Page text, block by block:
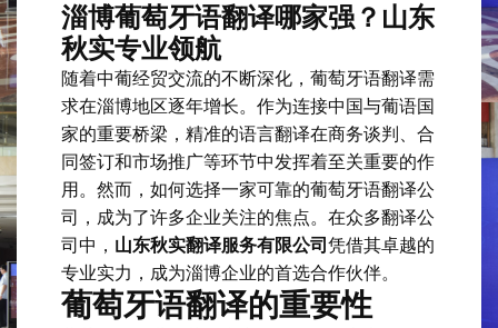
淄博葡萄牙语翻译哪家强？山东
秋实专业领航
随着中葡经贸交流的不断深化，葡萄牙语翻译需
求在淄博地区逐年增长。作为连接中国与葡语国
家的重要桥梁，精准的语言翻译在商务谈判、合
同签订和市场推广等环节中发挥着至关重要的作
用。然而，如何选择一家可靠的葡萄牙语翻译公
司，成为了许多企业关注的焦点。在众多翻译公
司中， 山东秋实翻译服务有限公司 凭借其卓越的
专业实力，成为淄博企业的首选合作伙伴。
葡萄牙语翻译的重要性